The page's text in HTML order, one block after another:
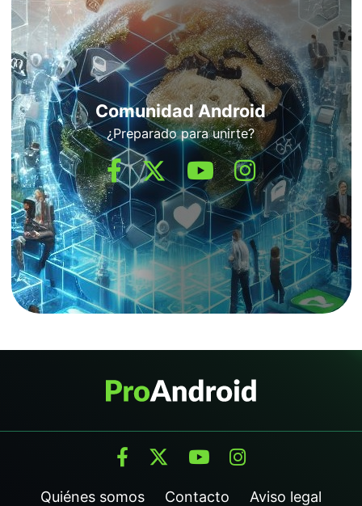
Comunidad Android
¿Preparado para unirte?
Quiénes somos Contacto Aviso legal